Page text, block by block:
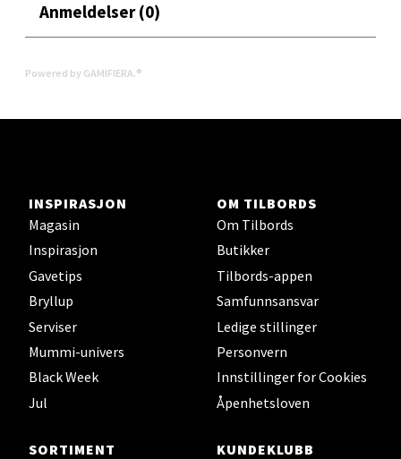
Anmeldelser (0)
Powered by GAMIFIERA.®
INSPIRASJON
Magasin
Inspirasjon
Gavetips
Bryllup
Serviser
Mummi-univers
Black Week
Jul
OM TILBORDS
Om Tilbords
Butikker
Tilbords-appen
Samfunnsansvar
Ledige stillinger
Personvern
Innstillinger for Cookies
Åpenhetsloven
SORTIMENT
KUNDEKLUBB
Senter Madla
Madlakrossen nr 9, 4042 Stavanger
Åpent i dag 10-20
0 i butikk
Velg